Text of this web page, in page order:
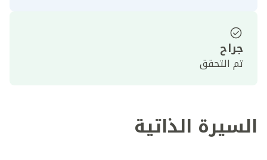
جراح
تم التحقق
السيرة الذاتية